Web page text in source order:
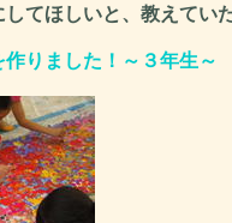
てほしいと、教えてい
作りました！～３年生～